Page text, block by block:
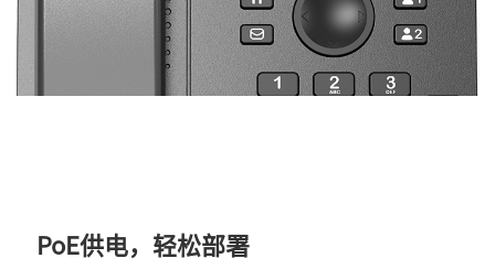
PoE供电，轻松部署